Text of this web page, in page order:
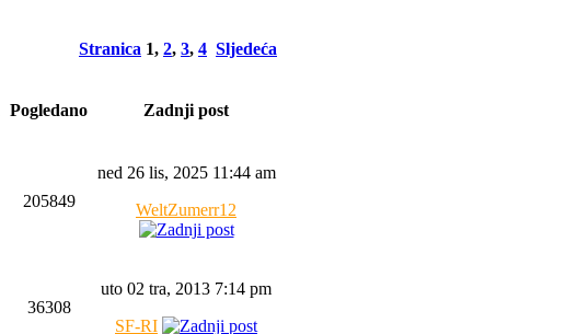
Stranica 1, 2, 3, 4 Sljedeća
Pogledano
Zadnji post
205849
ned 26 lis, 2025 11:44 am
WeltZumerr12
36308
uto 02 tra, 2013 7:14 pm
SF-RI